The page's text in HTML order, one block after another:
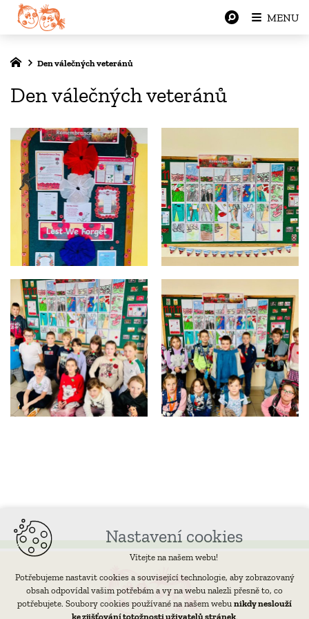
Den válečných veteránů
Den válečných veteránů
MENU
Nastavení cookies
Vítejte na našem webu!
Potřebujeme nastavit cookies a související technologie, aby zobrazovaný
obsah odpovídal vašim potřebám a vy na webu nalezli přesně to, co
potřebujete. Soubory cookies používané na našem webu nikdy neslouží
ke zjišťování totožnosti uživatelů stránek.